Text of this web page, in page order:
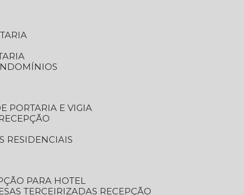
PORTARIA E VIGIA
RESIDENCIAIS
PARA HOTEL
TERCEIRIZADAS RECEPÇÃO